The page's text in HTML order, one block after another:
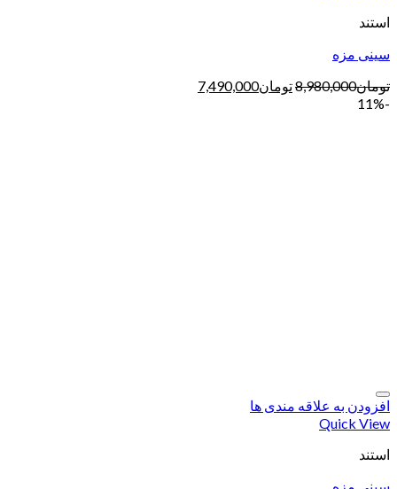
استند
سینی مزه
تومان8,980,000تومان7,490,000
-11%
افزودن به علاقه مندی ها
Quick View
استند